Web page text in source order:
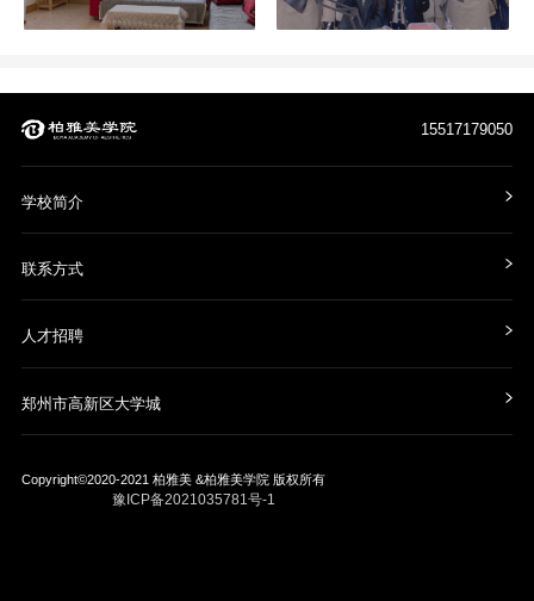
15517179050
学校简介
联系方式
人才招聘
郑州市高新区大学城
Copyright©2020-2021 柏雅美 &柏雅美学院 版权所有
豫ICP备2021035781号-1